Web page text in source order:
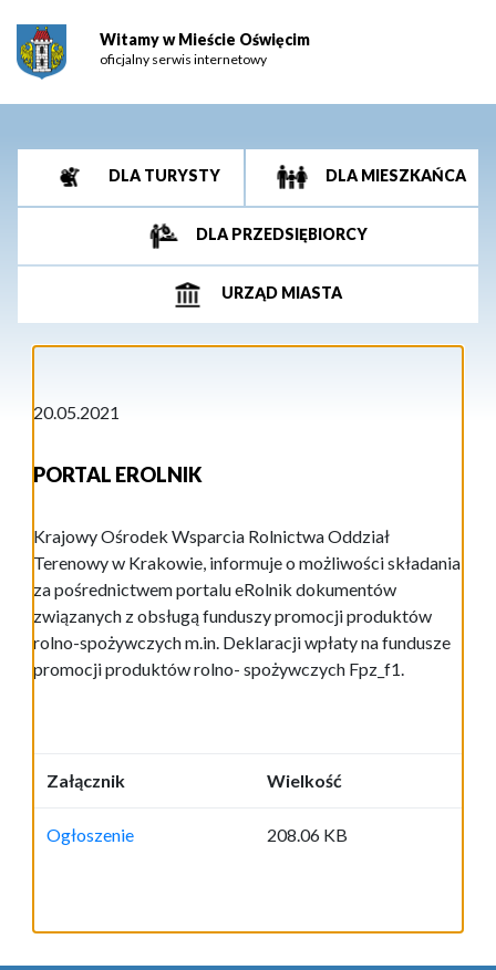
Witamy w Mieście Oświęcim
oficjalny serwis internetowy
DLA TURYSTY DLA MIESZKAŃCA
DLA PRZEDSIĘBIORCY
URZĄD MIASTA
20.05.2021
PORTAL EROLNIK
Krajowy Ośrodek Wsparcia Rolnictwa Oddział
Terenowy w Krakowie, informuje o możliwości składania
za pośrednictwem portalu eRolnik dokumentów
związanych z obsługą funduszy promocji produktów
rolno-spożywczych m.in. Deklaracji wpłaty na fundusze
promocji produktów rolno- spożywczych Fpz_f1.
Załącznik Wielkość
Ogłoszenie 208.06 KB